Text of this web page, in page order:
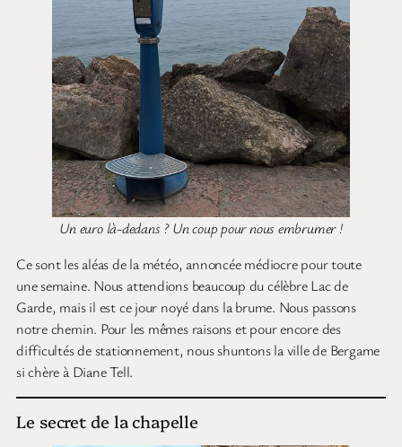
Un euro là-dedans ? Un coup pour nous embrumer !
Ce sont les aléas de la météo, annoncée médiocre pour toute
une semaine. Nous attendions beaucoup du célèbre Lac de
Garde, mais il est ce jour noyé dans la brume. Nous passons
notre chemin. Pour les mêmes raisons et pour encore des
difficultés de stationnement, nous shuntons la ville de Bergame
si chère à Diane Tell.
Le secret de la chapelle